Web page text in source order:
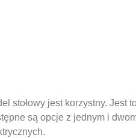
stołowy jest korzystny. Jest
są opcje z jednym i